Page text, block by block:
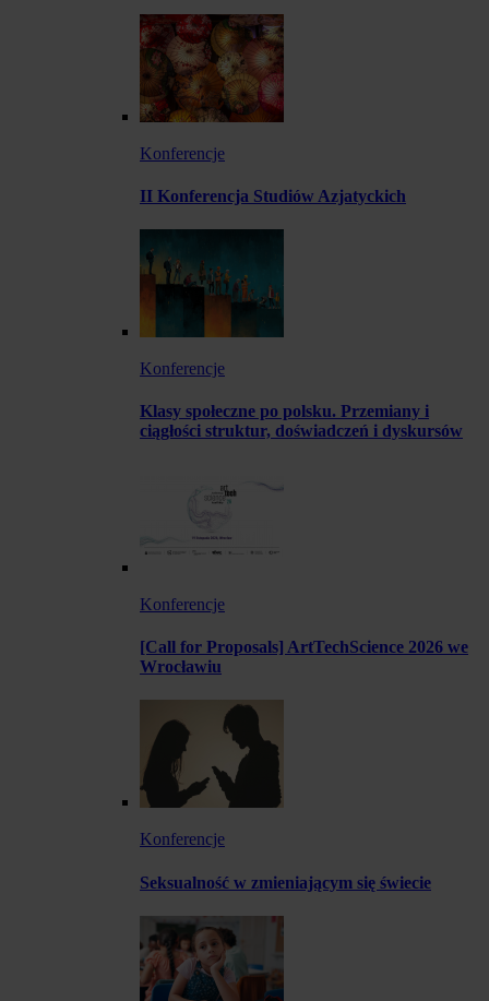
Konferencje
II Konferencja Studiów Azjatyckich
Konferencje
Klasy społeczne po polsku. Przemiany i
ciągłości struktur, doświadczeń i dyskursów
Konferencje
[Call for Proposals] ArtTechScience 2026 we
Wrocławiu
Konferencje
Seksualność w zmieniającym się świecie